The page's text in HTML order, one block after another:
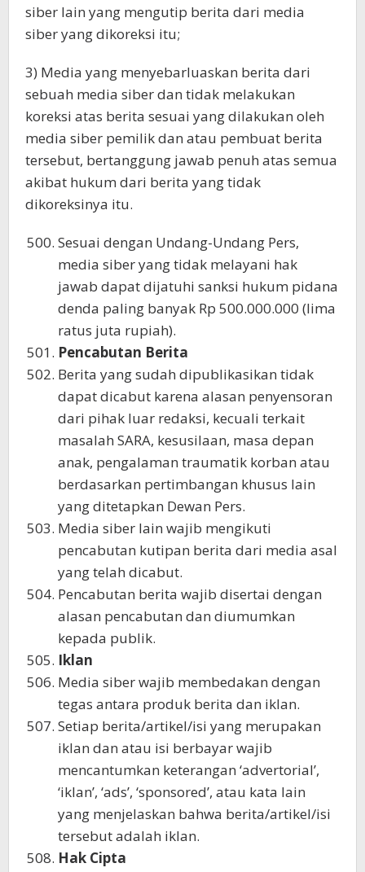
siber lain yang mengutip berita dari media
siber yang dikoreksi itu;
3) Media yang menyebarluaskan berita dari
sebuah media siber dan tidak melakukan
koreksi atas berita sesuai yang dilakukan oleh
media siber pemilik dan atau pembuat berita
tersebut, bertanggung jawab penuh atas semua
akibat hukum dari berita yang tidak
dikoreksinya itu.
Sesuai dengan Undang-Undang Pers,
media siber yang tidak melayani hak
jawab dapat dijatuhi sanksi hukum pidana
denda paling banyak Rp 500.000.000 (lima
ratus juta rupiah).
Pencabutan Berita
Berita yang sudah dipublikasikan tidak
dapat dicabut karena alasan penyensoran
dari pihak luar redaksi, kecuali terkait
masalah SARA, kesusilaan, masa depan
anak, pengalaman traumatik korban atau
berdasarkan pertimbangan khusus lain
yang ditetapkan Dewan Pers.
Media siber lain wajib mengikuti
pencabutan kutipan berita dari media asal
yang telah dicabut.
Pencabutan berita wajib disertai dengan
alasan pencabutan dan diumumkan
kepada publik.
Iklan
Media siber wajib membedakan dengan
tegas antara produk berita dan iklan.
Setiap berita/artikel/isi yang merupakan
iklan dan atau isi berbayar wajib
mencantumkan keterangan ‘advertorial’,
‘iklan’, ‘ads’, ‘sponsored’, atau kata lain
yang menjelaskan bahwa berita/artikel/isi
tersebut adalah iklan.
Hak Cipta